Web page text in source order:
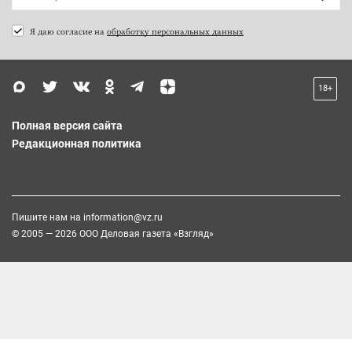
Я даю согласие на обработку персональных данных
18+
Полная версия сайта
Редакционная политика
Пишите нам на information@vz.ru
© 2005 — 2026 ООО Деловая газета «Взгляд»